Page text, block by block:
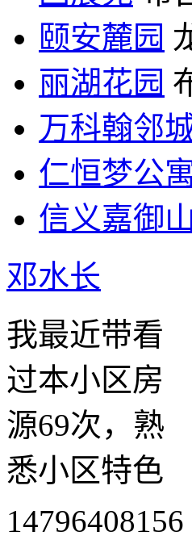
颐安麓园
丽湖花园
万科翰邻
仁恒梦公
信义嘉御山
邓水长
我最近带看
过本小区房
源69次，熟
悉小区特色
14796408156